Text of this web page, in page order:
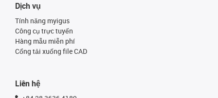
Dịch vụ
Tính năng myigus
Công cụ trực tuyến
Hàng mẫu miễn phí
Cổng tải xuống file CAD
Liên hệ